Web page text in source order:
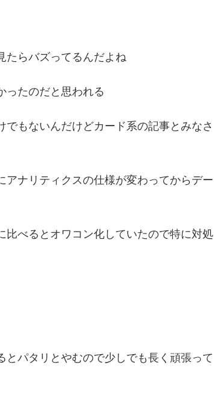
たらバズってるんだよね
ったのだと思われる
もないんだけどカード系の記事とみなさ
ナリティクスの仕様が変わってからデー
べるとオワコン化していたので特に対処
パタリとやむので少しでも長く頑張って